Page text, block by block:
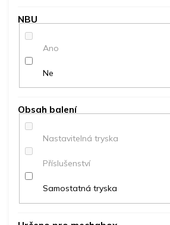
NBU
Ano
Ne
Obsah balení
Nastavitelná tryska
Příslušenství
Samostatná tryska